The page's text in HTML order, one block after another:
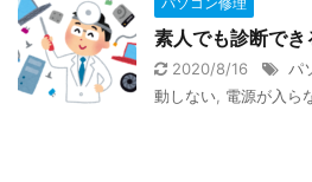
素人でも診断で
2020/8/16 パ
動しない 電源が入ら